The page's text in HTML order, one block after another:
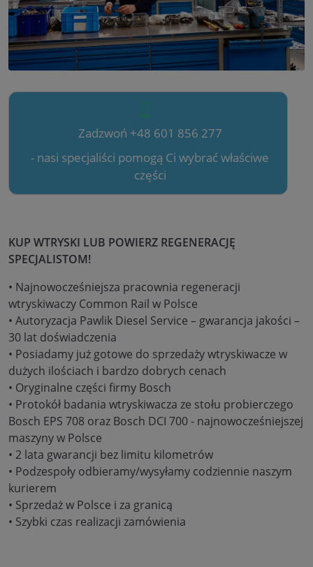
Zadzwoń +48 601 856 277
- nasi specjaliści pomogą Ci wybrać właściwe
części
KUP WTRYSKI LUB POWIERZ REGENERACJĘ
SPECJALISTOM!
• Najnowocześniejsza pracownia regeneracji
wtryskiwaczy Common Rail w Polsce
• Autoryzacja Pawlik Diesel Service – gwarancja jakości –
30 lat doświadczenia
• Posiadamy już gotowe do sprzedaży wtryskiwacze w
dużych ilościach i bardzo dobrych cenach
• Oryginalne części firmy Bosch
• Protokół badania wtryskiwacza ze stołu probierczego
Bosch EPS 708 oraz Bosch DCI 700 - najnowocześniejszej
maszyny w Polsce
• 2 lata gwarancji bez limitu kilometrów
• Podzespoły odbieramy/wysyłamy codziennie naszym
kurierem
• Sprzedaż w Polsce i za granicą
• Szybki czas realizacji zamówienia